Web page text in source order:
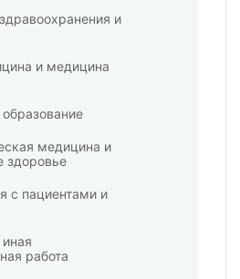
и
и медицина
медицина и
здоровье
с пациентами и
работа